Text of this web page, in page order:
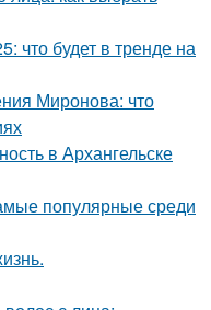
что будет в тренде на
Миронова: что
в Архангельске
популярные среди